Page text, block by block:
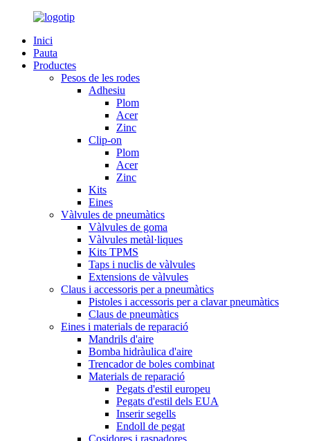
Inici
Pauta
Productes
Pesos de les rodes
Adhesiu
Plom
Acer
Zinc
Clip-on
Plom
Acer
Zinc
Kits
Eines
Vàlvules de pneumàtics
Vàlvules de goma
Vàlvules metàl·liques
Kits TPMS
Taps i nuclis de vàlvules
Extensions de vàlvules
Claus i accessoris per a pneumàtics
Pistoles i accessoris per a clavar pneumàtics
Claus de pneumàtics
Eines i materials de reparació
Mandrils d'aire
Bomba hidràulica d'aire
Trencador de boles combinat
Materials de reparació
Pegats d'estil europeu
Pegats d'estil dels EUA
Inserir segells
Endoll de pegat
Cosidores i raspadores